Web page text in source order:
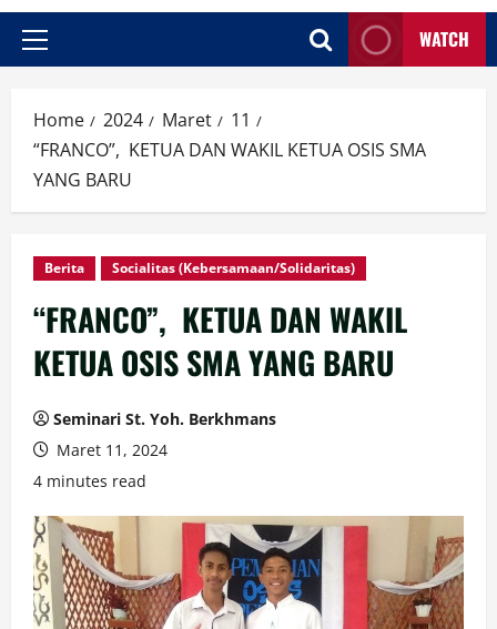
WATCH
Home 2024 Maret
11
“FRANCO”, KETUA DAN WAKIL KETUA OSIS SMA
YANG BARU
Berita Socialitas (Kebersamaan/Solidaritas)
“FRANCO”, KETUA DAN WAKIL
KETUA OSIS SMA YANG BARU
Seminari St. Yoh. Berkhmans
Maret 11, 2024
4 minutes read